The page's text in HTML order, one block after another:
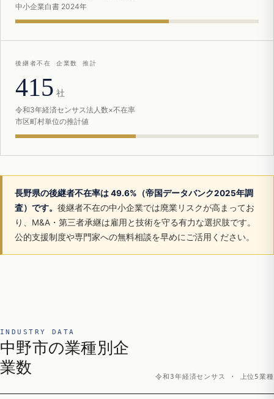
中小企業白書 2024年
後継者不在 企業数 推計
415 社
令和3年経済センサス法人数×不在率
市区町村単位の推計値
長野県の後継者不在率は 49.6%（帝国データバンク2025年調
査）です。 後継者不在の中小企業では廃業リスクが高まってお
り、M&A・第三者承継は雇用と技術を守る有力な選択肢です。
公的支援制度や専門家への無料相談を早めにご活用ください。
INDUSTRY DATA
中野市の業種別企
業数
令和3年経済センサス · 上位5業種